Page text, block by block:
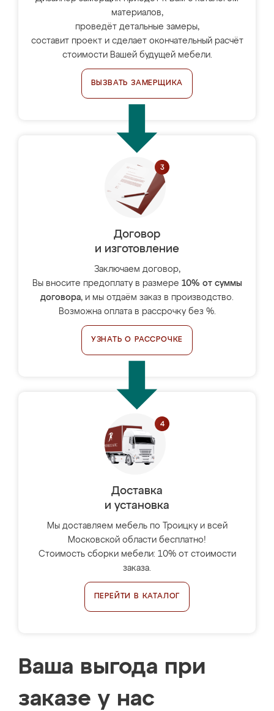
материалов,
проведёт детальные замеры,
составит проект и сделает окончательный расчёт
стоимости Вашей будущей мебели.
ВЫЗВАТЬ ЗАМЕРЩИКА
Договор
и изготовление
Заключаем договор,
Вы вносите предоплату в размере 10% от суммы
договора, и мы отдаём заказ в производство.
Возможна оплата в рассрочку без %.
УЗНАТЬ О РАССРОЧКЕ
Доставка
и установка
Мы доставляем мебель по Троицку и всей
Московской области бесплатно!
Стоимость сборки мебели: 10% от стоимости
заказа.
ПЕРЕЙТИ В КАТАЛОГ
Ваша выгода при
заказе у нас